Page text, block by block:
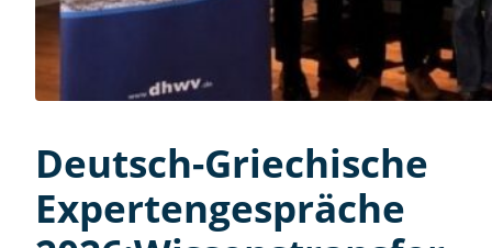
Deutsch-Griechische
Expertengespräche